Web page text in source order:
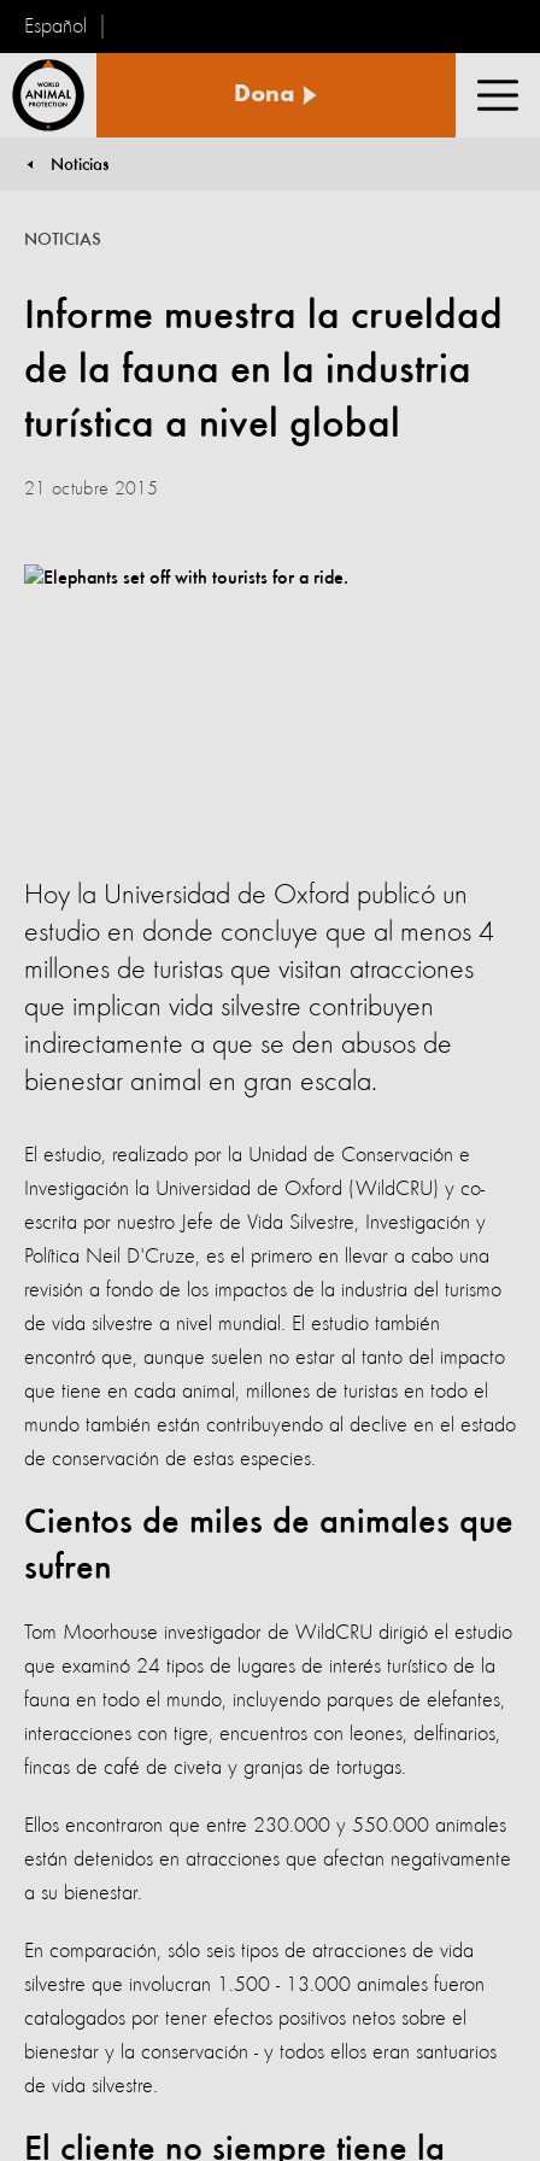
Español
Animal
Dona
Noticias
Informe muestra la crueldad
de la fauna en la industria
turística a nivel global
NOTICIAS
21 octubre 2015
Hoy la Universidad de Oxford publicó un
estudio en donde concluye que al menos 4
millones de turistas que visitan atracciones
que implican vida silvestre contribuyen
indirectamente a que se den abusos de
bienestar animal en gran escala.
El estudio, realizado por la Unidad de Conservación e
Investigación la Universidad de Oxford (WildCRU) y co-
escrita por nuestro Jefe de Vida Silvestre, Investigación y
Política Neil D'Cruze, es el primero en llevar a cabo una
revisión a fondo de los impactos de la industria del turismo
de vida silvestre a nivel mundial. El estudio también
encontró que, aunque suelen no estar al tanto del impacto
que tiene en cada animal, millones de turistas en todo el
mundo también están contribuyendo al declive en el estado
de conservación de estas especies.
Cientos de miles de animales que
sufren
Tom Moorhouse investigador de WildCRU dirigió el estudio
que examinó 24 tipos de lugares de interés turístico de la
fauna en todo el mundo, incluyendo parques de elefantes,
interacciones con tigre, encuentros con leones, delfinarios,
fincas de café de civeta y granjas de tortugas.
Ellos encontraron que entre 230.000 y 550.000 animales
están detenidos en atracciones que afectan negativamente
a su bienestar.
En comparación, sólo seis tipos de atracciones de vida
silvestre que involucran 1.500 - 13.000 animales fueron
catalogados por tener efectos positivos netos sobre el
bienestar y la conservación - y todos ellos eran santuarios
de vida silvestre.
El cliente no siempre tiene la